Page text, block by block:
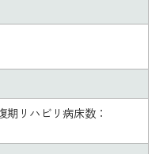
期リハビリ病床数：